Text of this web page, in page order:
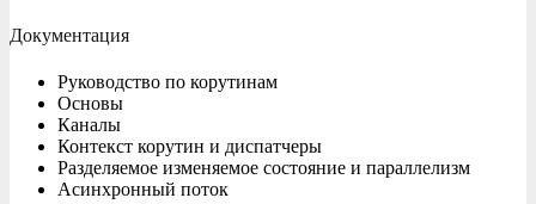
Документация
Руководство по корутинам
Основы
Каналы
Контекст корутин и диспатчеры
Разделяемое изменяемое состояние и параллелизм
Асинхронный поток